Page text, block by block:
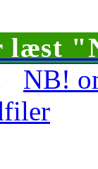
læst
NB!